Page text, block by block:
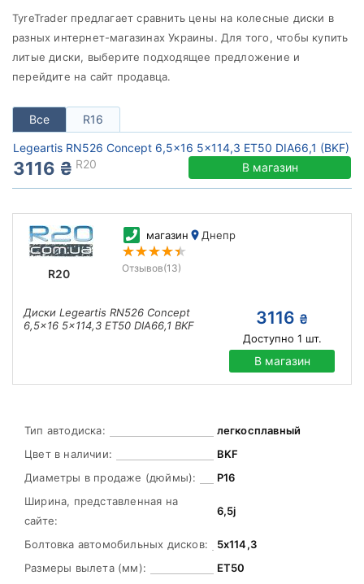
TyreTrader предлагает сравнить цены на колесные диски в
разных интернет-магазинах Украины. Для того, чтобы купить
литые диски, выберите подходящее предложение и
перейдите на сайт продавца.
Все R16
Legeartis RN526 Concept 6,5x16 5x114,3 ET50 DIA66,1 (BKF)
3116 ₴ R20 В магазин
R20
магазин Днепр
Отзывов(13)
Диски Legeartis RN526 Concept
6,5x16 5x114,3 ET50 DIA66,1 BKF
3116 ₴
Доступно 1 шт.
В магазин
Тип автодиска:
легкосплавный
Цвет в наличии:
BKF
Диаметры в продаже (дюймы):
Р16
Ширина, представленная на
сайте:
6,5j
Болтовка автомобильных дисков:
5х114,3
Размеры вылета (мм):
ЕТ50
от до
Все бренды
Тип диска
Сбросить